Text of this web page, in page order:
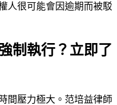
人很可能會因逾期而被駁
制執行？立即了
間壓力極大。 范培益律師